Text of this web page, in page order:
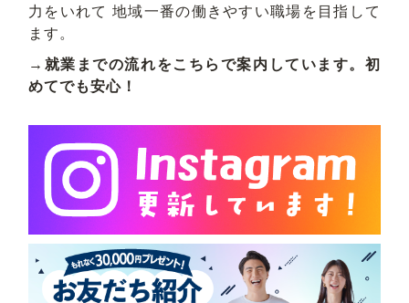
力をいれて 地域一番の働きやすい職場を目指して
ます。
→就業までの流れをこちらで案内しています。初
めてでも安心！